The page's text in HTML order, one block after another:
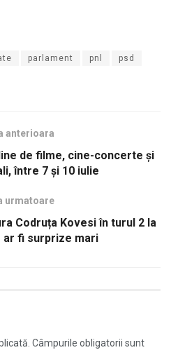
parlament pnl psd
anterioara
de filme, cine-concerte și
între 7 și 10 iulie
urmatoare
Codruța Kovesi în turul 2 la
ar fi surprize mari
Câmpurile obligatorii sunt